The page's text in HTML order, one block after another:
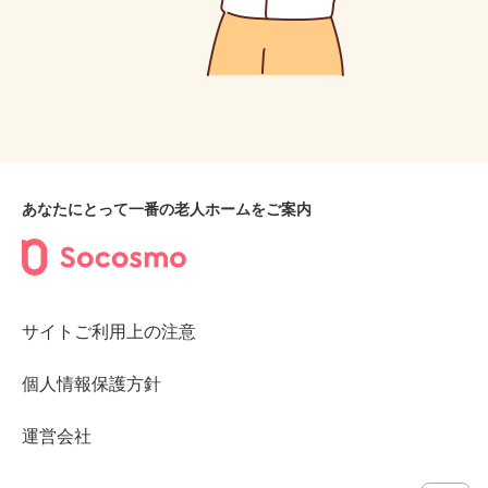
あなたにとって一番の老人ホームをご案内
サイトご利用上の注意
個人情報保護方針
運営会社